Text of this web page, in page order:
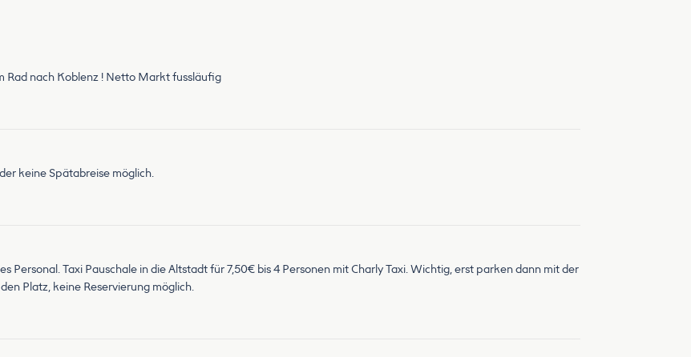
Rad nach Koblenz ! Netto Markt fussläufig
keine Spätabreise möglich.
Personal. Taxi Pauschale in die Altstadt für 7,50€ bis 4 Personen mit Charly Taxi. Wichtig, erst parken dann mit der
Platz, keine Reservierung möglich.